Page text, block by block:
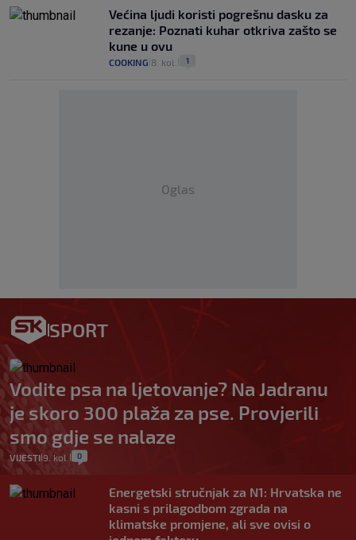
Većina ljudi koristi pogrešnu dasku za
rezanje: Poznati kuhar otkriva zašto se
kune u ovu
COOKING 8. kol. 1
Oglas
SPORT
Vodite psa na ljetovanje? Na Jadranu
je skoro 300 plaža za pse. Provjerili
smo gdje se nalaze
VIJESTI|9. kol. 0
Energetski stručnjak za N1: Hrvatska ne
kasni s prilagodbom zgrada na
klimatske promjene, ali sve ovisi o